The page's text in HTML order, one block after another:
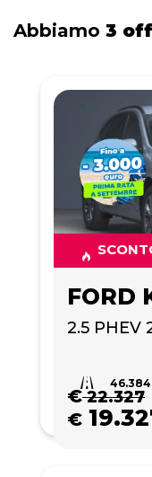
Abbiamo 3
FORD
2.5 PHEV
46.384
€22.327
€